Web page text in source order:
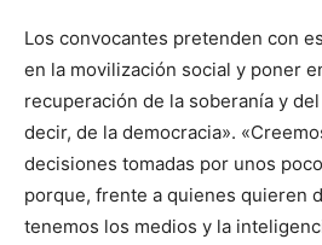
Los convocantes pretenden con
en la movilización social y poner
recuperación de la soberanía y
decir, de la democracia».
decisiones tomadas por unos
porque, frente a quienes quieren
tenemos los medios y la